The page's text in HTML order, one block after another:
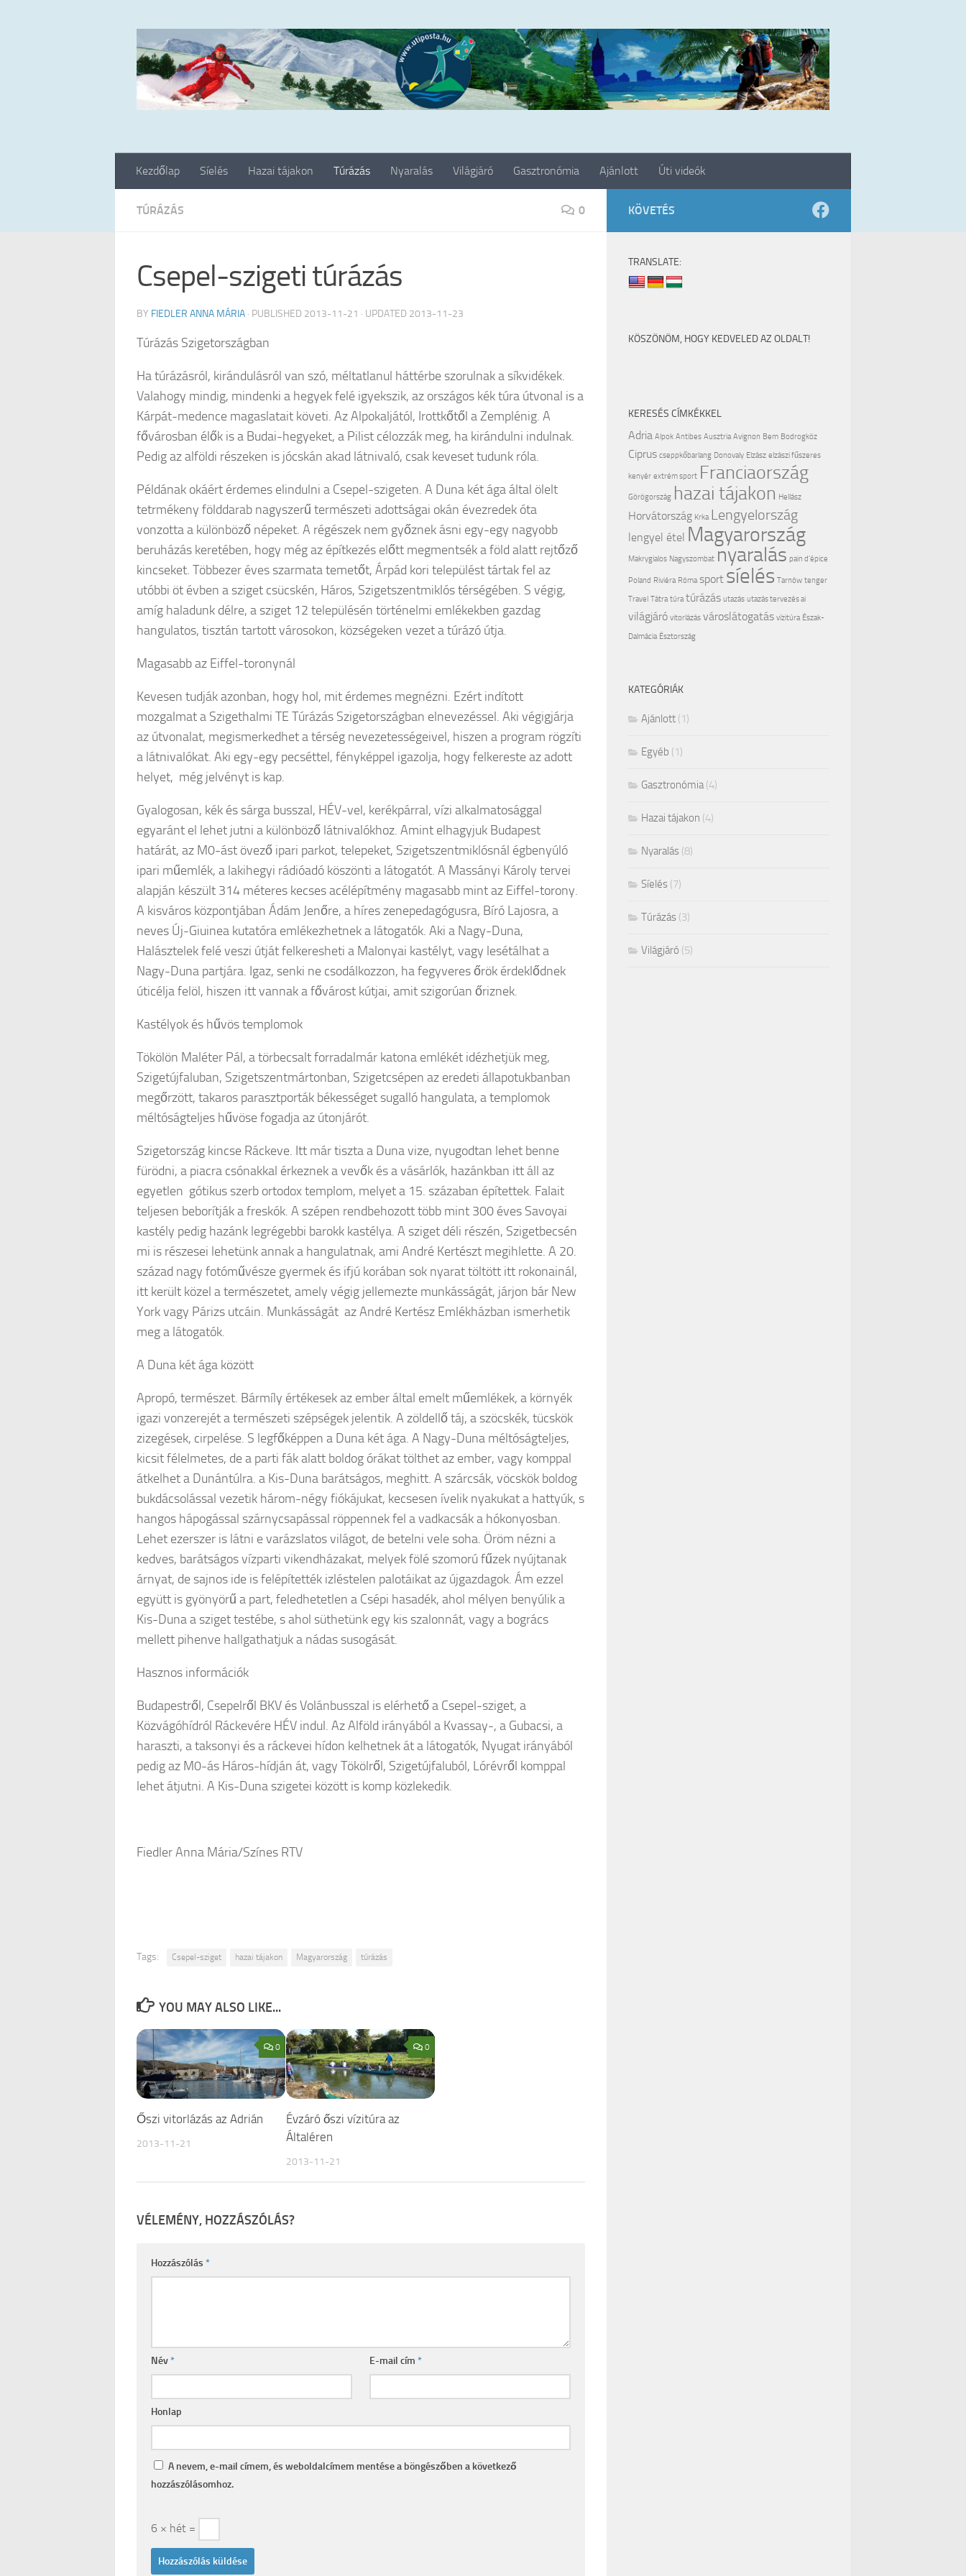
Kezdőlap Síelés Hazai tájakon Túrázás Nyaralás Világjáró Gasztronómia Ajánlott Úti videók
TÚRÁZÁS 0
Csepel-szigeti túrázás
BY FIEDLER ANNA MÁRIA · PUBLISHED 2013-11-21 · UPDATED 2013-11-23
Túrázás Szigetországban
Ha túrázásról, kirándulásról van szó, méltatlanul háttérbe szorulnak a síkvidékek.
Valahogy mindig, mindenki a hegyek felé igyekszik, az országos kék túra útvonal is a
Kárpát-medence magaslatait követi. Az Alpokaljától, Irottkőtől a Zemplénig. A
fővárosban élők is a Budai-hegyeket, a Pilist célozzák meg, ha kirándulni indulnak.
Pedig az alföldi részeken is jócskán akad látnivaló, csak keveset tudunk róla.
Példának okáért érdemes elindulni a Csepel-szigeten. A Duna két ága által ölelt
tetrmékeny földdarab nagyszerű természeti adottságai okán évezredek óta
vonzotta a különböző népeket. A régészek nem győznek ásni egy-egy nagyobb
beruházás keretében, hogy még az építkezés előtt megmentsék a föld alatt rejtőző
kincseket. Többezer éves szarmata temetőt, Árpád kori települést tártak fel az
utóbbi öt évben a sziget csücskén, Háros, Szigetszentmiklós térségében. S végig,
amíg haladunk délre, a sziget 12 településén történelmi emlékekben gazdag
hangulatos, tisztán tartott városokon, községeken vezet a túrázó útja.
Magasabb az Eiffel-toronynál
Kevesen tudják azonban, hogy hol, mit érdemes megnézni. Ezért indított
mozgalmat a Szigethalmi TE Túrázás Szigetországban elnevezéssel. Aki végigjárja
az útvonalat, megismerkedhet a térség nevezetességeivel, hiszen a program rögzíti
a látnivalókat. Aki egy-egy pecséttel, fényképpel igazolja, hogy felkereste az adott
helyet, még jelvényt is kap.
Gyalogosan, kék és sárga busszal, HÉV-vel, kerékpárral, vízi alkalmatosággal
egyaránt el lehet jutni a különböző látnivalókhoz. Amint elhagyjuk Budapest
határát, az M0-ást övező ipari parkot, telepeket, Szigetszentmiklósnál égbenyúló
ipari műemlék, a lakihegyi rádióadó köszönti a látogatót. A Massányi Károly tervei
alapján készült 314 méteres kecses acélépítmény magasabb mint az Eiffel-torony.
A kisváros központjában Ádám Jenőre, a híres zenepedagógusra, Bíró Lajosra, a
neves Új-Giuinea kutatóra emlékezhetnek a látogatók. Aki a Nagy-Duna,
Halásztelek felé veszi útját felkeresheti a Malonyai kastélyt, vagy lesétálhat a
Nagy-Duna partjára. Igaz, senki ne csodálkozzon, ha fegyveres őrök érdeklődnek
úticélja felöl, hiszen itt vannak a fővárost kútjai, amit szigorúan őriznek.
Kastélyok és hűvös templomok
Tökölön Maléter Pál, a törbecsalt forradalmár katona emlékét idézhetjük meg,
Szigetújfaluban, Szigetszentmártonban, Szigetcsépen az eredeti állapotukbanban
megőrzött, takaros parasztporták békességet sugalló hangulata, a templomok
méltóságteljes hűvöse fogadja az útonjárót.
Szigetország kincse Ráckeve. Itt már tiszta a Duna vize, nyugodtan lehet benne
fürödni, a piacra csónakkal érkeznek a vevők és a vásárlók, hazánkban itt áll az
egyetlen gótikus szerb ortodox templom, melyet a 15. százaban építettek. Falait
teljesen beborítják a freskók. A szépen rendbehozott több mint 300 éves Savoyai
kastély pedig hazánk legrégebbi barokk kastélya. A sziget déli részén, Szigetbecsén
mi is részesei lehetünk annak a hangulatnak, ami André Kertészt megihlette. A 20.
század nagy fotóművésze gyermek és ifjú korában sok nyarat töltött itt rokonainál,
itt került közel a természetet, amely végig jellemezte munkásságát, járjon bár New
York vagy Párizs utcáin. Munkásságát az André Kertész Emlékházban ismerhetik
meg a látogatók.
A Duna két ága között
Apropó, természet. Bármíly értékesek az ember által emelt műemlékek, a környék
igazi vonzerejét a természeti szépségek jelentik. A zöldellő táj, a szöcskék, tücskök
zizegések, cirpelése. S legfőképpen a Duna két ága. A Nagy-Duna méltóságteljes,
kicsit félelmetes, de a parti fák alatt boldog órákat tölthet az ember, vagy komppal
átkelhet a Dunántúlra. a Kis-Duna barátságos, meghitt. A szárcsák, vöcskök boldog
bukdácsolással vezetik három-négy fiókájukat, kecsesen ívelik nyakukat a hattyúk, s
hangos hápogással szárnycsapással röppennek fel a vadkacsák a hókonyosban.
Lehet ezerszer is látni e varázslatos világot, de betelni vele soha. Öröm nézni a
kedves, barátságos vízparti vikendházakat, melyek fölé szomorú fűzek nyújtanak
árnyat, de sajnos ide is felépítették izléstelen palotáikat az újgazdagok. Ám ezzel
együtt is gyönyörű a part, feledhetetlen a Csépi hasadék, ahol mélyen benyúlik a
Kis-Duna a sziget testébe, s ahol süthetünk egy kis szalonnát, vagy a bogrács
mellett pihenve hallgathatjuk a nádas susogását.
Hasznos információk
Budapestről, Csepelről BKV és Volánbusszal is elérhető a Csepel-sziget, a
Közvágóhídról Ráckevére HÉV indul. Az Alföld irányából a Kvassay-, a Gubacsi, a
haraszti, a taksonyi és a ráckevei hídon kelhetnek át a látogatók, Nyugat irányából
pedig az M0-ás Háros-hídján át, vagy Tökölről, Szigetújfaluból, Lórévről komppal
lehet átjutni. A Kis-Duna szigetei között is komp közlekedik.
Fiedler Anna Mária/Színes RTV
Tags: Csepel-sziget hazai tájakon Magyarország túrázás
YOU MAY ALSO LIKE...
0
Őszi vitorlázás az Adrián
2013-11-21
0
Évzáró őszi vízitúra az
Általéren
2013-11-21
VÉLEMÉNY, HOZZÁSZÓLÁS?
Hozzászólás *
Név* E-mail cím *
Honlap
A nevem, e-mail címem, és weboldalcímem mentése a böngészőben a következő
hozzászólásomhoz.
6 × hét =
KÖVETÉS
TRANSLATE:
KÖSZÖNÖM, HOGY KEDVELED AZ OLDALT!
KERESÉS CÍMKÉKKEL
Adria Alpok Antibes Ausztria Avignon Bem Bodrogköz
Ciprus cseppkőbarlang Donovaly Elzász elzászi fűszeres
kenyér extrém sport Franciaország
Görögország hazai tájakon Hellász
Horvátország Krka Lengyelország
lengyel étel Magyarország
Makrygialos Nagyszombat nyaralás pain d'épice
Poland Riviéra Róma sport síelés Tarnów tenger
Travel Tátra túra túrázás utazás utazás tervezés ai
világjáró vitorlázás városlátogatás vízitúra Észak-
Dalmácia Észtország
KATEGÓRIÁK
Ajánlott (1)
Egyéb (1)
Gasztronómia(4)
Hazai tájakon (4)
Nyaralás (8)
Síelés (7)
Túrázás (3)
Világjáró (5)